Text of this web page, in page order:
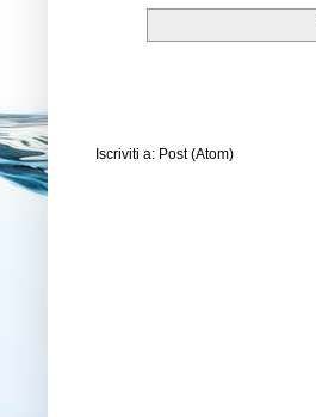
Iscriviti a: Post (Atom)